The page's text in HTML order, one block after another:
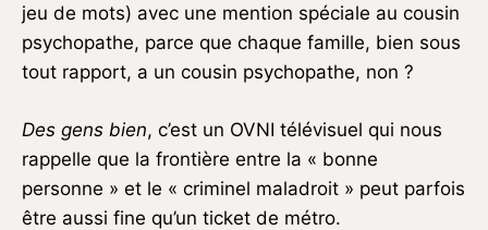
jeu de mots) avec une mention spéciale au cousin
psychopathe, parce que chaque famille, bien sous
tout rapport, a un cousin psychopathe, non ?
Des gens bien, c’est un OVNI télévisuel qui nous
rappelle que la frontière entre la « bonne
personne » et le « criminel maladroit » peut parfois
être aussi fine qu’un ticket de métro.